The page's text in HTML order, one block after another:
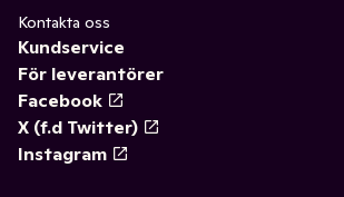
Kontakta oss
Kundservice
För leverantörer
Facebook
X (f.d Twitter)
Instagram